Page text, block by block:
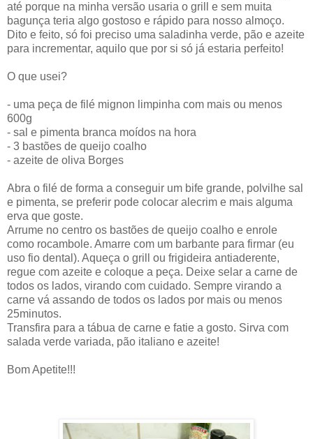
até porque na minha versão usaria o grill e sem muita
bagunça teria algo gostoso e rápido para nosso almoço.
Dito e feito, só foi preciso uma saladinha verde, pão e azeite
para incrementar, aquilo que por si só já estaria perfeito!
O que usei?
- uma peça de filé mignon limpinha com mais ou menos
600g
- sal e pimenta branca moídos na hora
- 3 bastões de queijo coalho
- azeite de oliva Borges
Abra o filé de forma a conseguir um bife grande, polvilhe sal
e pimenta, se preferir pode colocar alecrim e mais alguma
erva que goste.
Arrume no centro os bastões de queijo coalho e enrole
como rocambole. Amarre com um barbante para firmar (eu
uso fio dental). Aqueça o grill ou frigideira antiaderente,
regue com azeite e coloque a peça. Deixe selar a carne de
todos os lados, virando com cuidado. Sempre virando a
carne vá assando de todos os lados por mais ou menos
25minutos.
Transfira para a tábua de carne e fatie a gosto. Sirva com
salada verde variada, pão italiano e azeite!
Bom Apetite!!!